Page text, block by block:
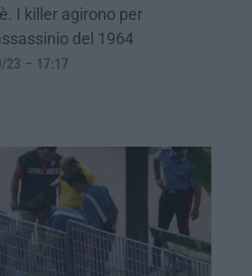
I killer agirono per
del 1964
23 – 17:17